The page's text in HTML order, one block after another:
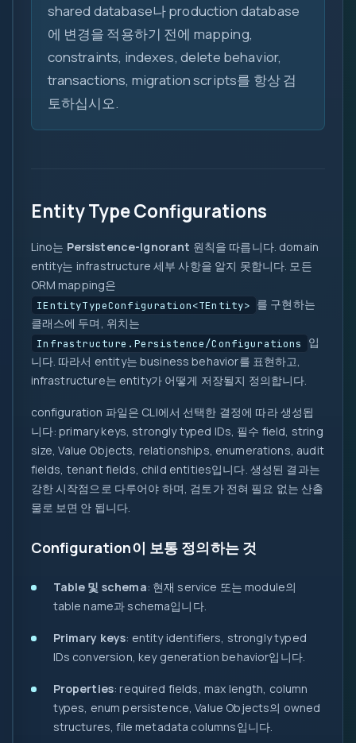
shared database나 production database
에 변경을 적용하기 전에 mapping,
constraints, indexes, delete behavior,
transactions, migration scripts를 항상 검
토하십시오.
Entity Type Configurations
Lino는 Persistence-Ignorant 원칙을 따릅니다. domain
entity는 infrastructure 세부 사항을 알지 못합니다. 모든
ORM mapping은
IEntityTypeConfiguration<TEntity> 를 구현하는
클래스에 두며, 위치는
Infrastructure.Persistence/Configurations
입
니다. 따라서 entity는 business behavior를 표현하고,
infrastructure는 entity가 어떻게 저장될지 정의합니다.
configuration 파일은 CLI에서 선택한 결정에 따라 생성됩
니다: primary keys, strongly typed IDs, 필수 field, string
size, Value Objects, relationships, enumerations, audit
fields, tenant fields, child entities입니다. 생성된 결과는
강한 시작점으로 다루어야 하며, 검토가 전혀 필요 없는 산출
물로 보면 안 됩니다.
Configuration이 보통 정의하는 것
Table 및 schema: 현재 service 또는 module의
table name과 schema입니다.
Primary keys: entity identifiers, strongly typed
IDs conversion, key generation behavior입니다.
Properties: required fields, max length, column
types, enum persistence, Value Objects의 owned
structures, file metadata columns입니다.